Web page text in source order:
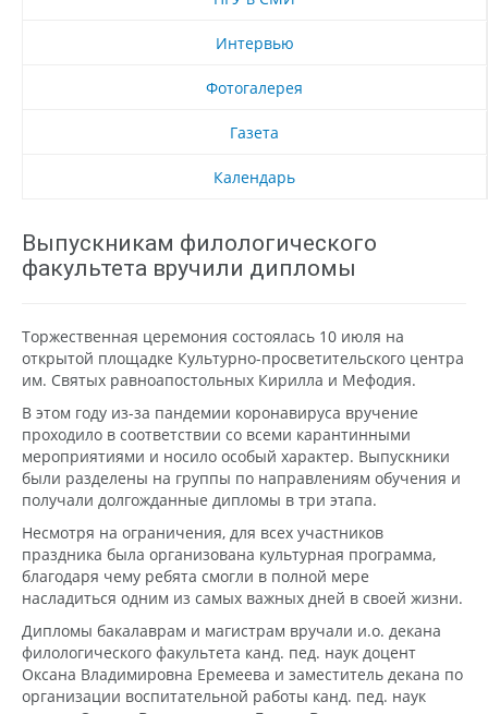
Интервью
Фотогалерея
Газета
Календарь
Выпускникам филологического
факультета вручили дипломы
Торжественная церемония состоялась 10 июля на
открытой площадке Культурно-просветительского центра
им. Святых равноапостольных Кирилла и Мефодия.
В этом году из-за пандемии коронавируса вручение
проходило в соответствии со всеми карантинными
мероприятиями и носило особый характер. Выпускники
были разделены на группы по направлениям обучения и
получали долгожданные дипломы в три этапа.
Несмотря на ограничения, для всех участников
праздника была организована культурная программа,
благодаря чему ребята смогли в полной мере
насладиться одним из самых важных дней в своей жизни.
Дипломы бакалаврам и магистрам вручали и.о. декана
филологического факультета канд. пед. наук доцент
Оксана Владимировна Еремеева и заместитель декана по
организации воспитательной работы канд. пед. наук